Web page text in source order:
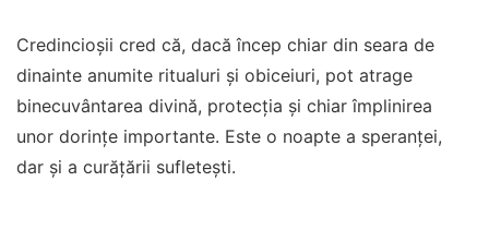
Credincioșii cred că, dacă încep chiar din seara de
dinainte anumite ritualuri și obiceiuri, pot atrage
binecuvântarea divină, protecția și chiar împlinirea
unor dorințe importante. Este o noapte a speranței,
dar și a curățării sufletești.